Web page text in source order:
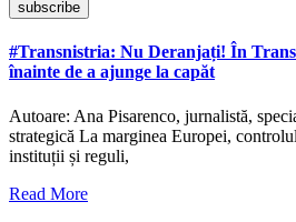
subscribe
#Transnistria: Nu Deranjați! În
înainte de a ajunge la capăt
Autoare: Ana Pisarenco, jurnalistă,
strategică La marginea Europei,
instituții și reguli,
Read More